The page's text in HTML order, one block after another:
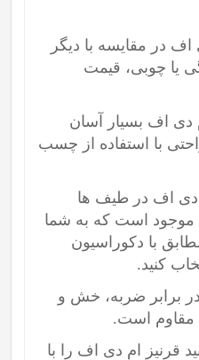
اف در مقایسه با دیگر
یا چوبی، قیمت
دی اف بسیار آسان
با استفاده از چسب
دی اف در طیف ها
موجود است که به شما
با دکوراسیون
کنید.
برابر ضربه، خش و
مقاوم است.
قرنیز ام دی اف را با